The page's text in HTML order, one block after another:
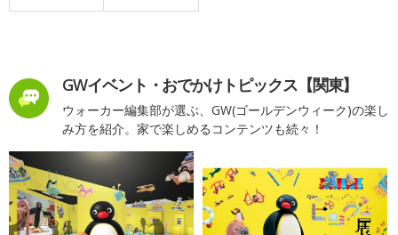
GWイベント・おでかけトピックス【関東】
ウォーカー編集部が選ぶ、GW(ゴールデンウィーク)の楽し
み方を紹介。家で楽しめるコンテンツも続々！